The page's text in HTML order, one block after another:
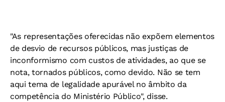
"As representações oferecidas não expõem elementos
de desvio de recursos públicos, mas justiças de
inconformismo com custos de atividades, ao que se
nota, tornados públicos, como devido. Não se tem
aqui tema de legalidade apurável no âmbito da
competência do Ministério Público", disse.